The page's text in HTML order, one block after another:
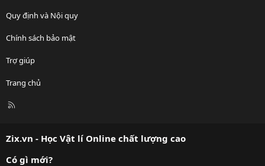
Quy định và Nội quy
Chính sách bảo mật
Trợ giúp
Trang chủ
R
Zix.vn - Học Vật lí Online chất lượng cao
Có gì mới?